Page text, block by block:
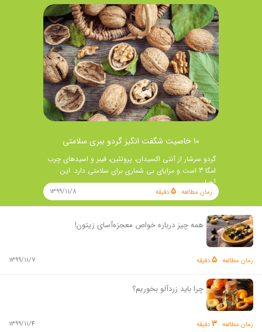
10 خاصیت شگفت انگیز گردو ببری سلامتی
گردو سرشار از آنتی اکسیدان، پروتئین، فیبر و اسیدهای چرب
امگا 3 است و مزایای بی شماری برای سلامتی دارد. این
آجیل …
زمان مطالعه : 5دقیقه 1399/11/8
همه چیز درباره خواص معجزه‌آسای زیتون!
زمان مطالعه : 5دقیقه 1399/11/7
چرا باید زردآلو بخوریم؟
زمان مطالعه : 3دقیقه 1399/11/4